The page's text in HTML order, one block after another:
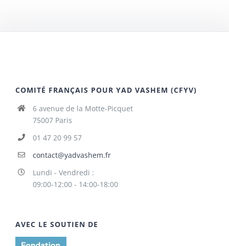
COMITÉ FRANÇAIS POUR YAD VASHEM (CFYV)
6 avenue de la Motte-Picquet
75007 Paris
01 47 20 99 57
contact@yadvashem.fr
Lundi - Vendredi :
09:00-12:00 - 14:00-18:00
AVEC LE SOUTIEN DE